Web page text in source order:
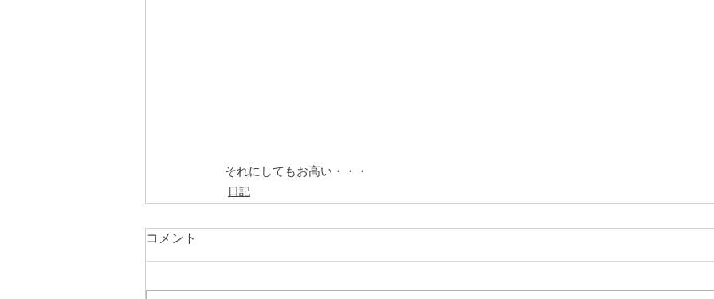
それにしてもお高い・・・
日記
コメント